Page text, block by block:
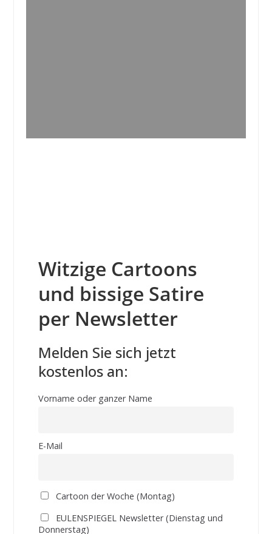
Witzige Cartoons
und bissige Satire
per Newsletter
Melden Sie sich jetzt
kostenlos an:
Vorname oder ganzer Name
E-Mail
Cartoon der Woche (Montag)
EULENSPIEGEL Newsletter (Dienstag und
Donnerstag)